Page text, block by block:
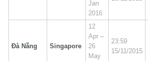
Jan
2016
Đà Nẵng Singapore
12
Apr –
26
May
23:59
15/11/2015